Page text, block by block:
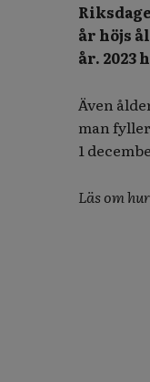
år höjs
år. 2023
Även
man
1
Läs om